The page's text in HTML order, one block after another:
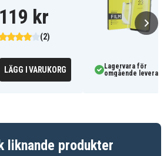
(2)
119 kr
LÄGG I VARUKORG
Lagervara för
omgående leverans
liknande produkter